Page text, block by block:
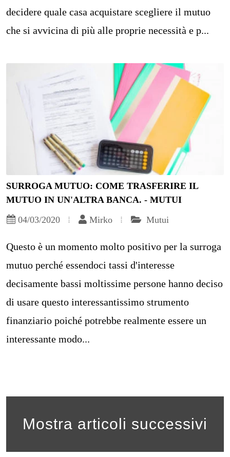
decidere quale casa acquistare scegliere il mutuo
che si avvicina di più alle proprie necessità e p...
SURROGA MUTUO: COME TRASFERIRE IL
MUTUO IN UN'ALTRA BANCA. - MUTUI
04/03/2020
Mirko Mutui
Questo è un momento molto positivo per la surroga
mutuo perché essendoci tassi d'interesse
decisamente bassi moltissime persone hanno deciso
di usare questo interessantissimo strumento
finanziario poiché potrebbe realmente essere un
interessante modo...
Mostra articoli successivi